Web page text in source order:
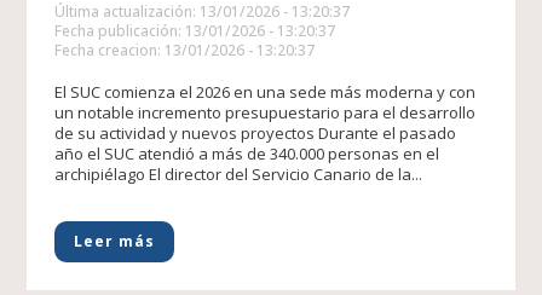
Última actualización: 13/01/2026 - 13:20:37
Fecha publicación: 13/01/2026 - 13:20:37
Fecha creacion: 13/01/2026 - 13:20:37
El SUC comienza el 2026 en una sede más moderna y con
un notable incremento presupuestario para el desarrollo
de su actividad y nuevos proyectos Durante el pasado
año el SUC atendió a más de 340.000 personas en el
archipiélago El director del Servicio Canario de la...
Leer más